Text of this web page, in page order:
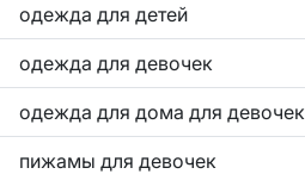
одежда для детей
одежда для девочек
одежда для дома для девочек
пижамы для девочек